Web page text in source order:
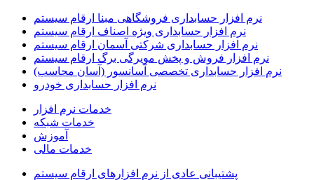
نرم افزار حسابداری فروشگاهی مبنا ارقام سیستم
نرم افزار حسابداری ویژه اصناف ارقام سیستم
نرم افزار حسابداری شرکتی آسمان ارقام سیستم
نرم افزار فروش و پخش مویرگی برگ ارقام سیستم
نرم افزار حسابداری تخصصی آسانسور (آسان محاسب)
نرم افزار حسابداری خودرو
خدمات نرم افزار
خدمات شبکه
آموزش
خدمات مالی
پشتیبانی عادی از نرم افزارهای ارقام سیستم